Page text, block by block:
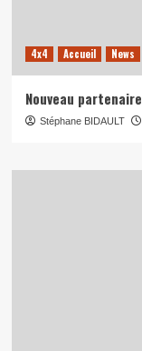
4x4 Accueil News
Nouveau partenaire
Stéphane BIDAULT